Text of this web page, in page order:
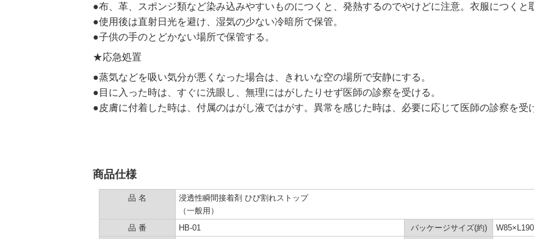
●布、革、スポンジ類など染み込みやすいものにつくと、発熱するのでやけどに注意。衣服につくと
●使用後は直射日光を避け、湿気の少ない冷暗所で保管。
●子供の手のとどかない場所で保管する。
★応急処置
●蒸気などを吸い気分が悪くなった場合は、きれいな空の場所で安静にする。
●目に入った時は、すぐに洗眼し、無理にはがしたりせず医師の診察を受ける。
●皮膚に付着した時は、付属のはがし液ではがす。異常を感じた時は、必要に応じて医師の診察を受
商品仕様
品 名
浸透性瞬間接着剤 ひび割れストップ
（一般用）
品 番
HB-01 パッケージサイズ(約)